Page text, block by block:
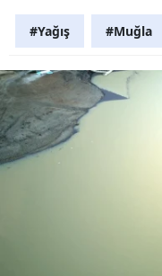
#Yağış #Muğla